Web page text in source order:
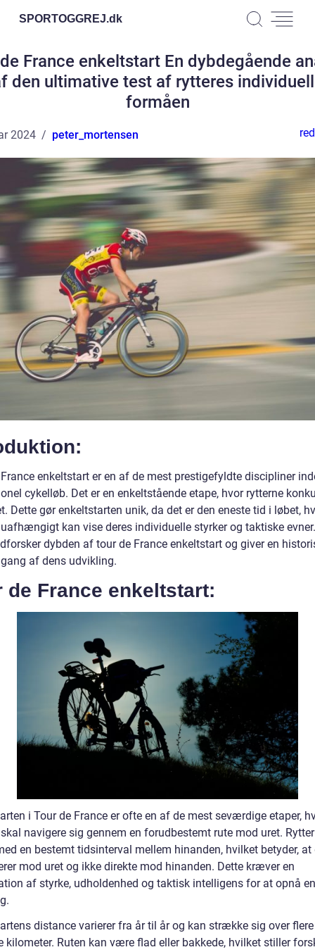
SPORTOGGREJ.dk
France enkeltstart En dybdegående
den ultimative test af rytteres
formåen
2024 peter_mortensen
enkeltstart er en af de mest prestigefyldte discipliner
cykelløb. Det er en enkeltstående etape, hvor rytterne
Dette gør enkeltstarten unik, da det er den eneste tid i løbet,
kan vise deres individuelle styrker og taktiske
dybden af tour de France enkeltstart og giver en
af dens udvikling.
de France enkeltstart:
i Tour de France er ofte en af de mest seværdige etaper,
navigere sig gennem en forudbestemt rute mod uret.
en bestemt tidsinterval mellem hinanden, hvilket betyder, at
mod uret og ikke direkte mod hinanden. Dette kræver en
af styrke, udholdenhed og taktisk intelligens for at opnå
distance varierer fra år til år og kan strække sig over flere
kilometer. Ruten kan være flad eller bakkede, hvilket stiller